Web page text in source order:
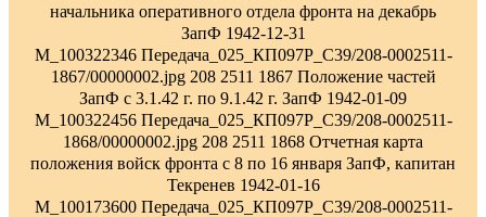
начальника оперативного отдела фронта на декабрь
ЗапФ 1942-12-31
M_100322346 Передача_025_КП097Р_С39/208-0002511-
1867/00000002.jpg 208 2511 1867 Положение частей
ЗапФ с 3.1.42 г. по 9.1.42 г. ЗапФ 1942-01-09
M_100322456 Передача_025_КП097Р_С39/208-0002511-
1868/00000002.jpg 208 2511 1868 Отчетная карта
положения войск фронта с 8 по 16 января ЗапФ, капитан
Текренев 1942-01-16
M_100173600 Передача_025_КП097Р_С39/208-0002511-